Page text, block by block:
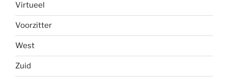
Virtueel
Voorzitter
West
Zuid